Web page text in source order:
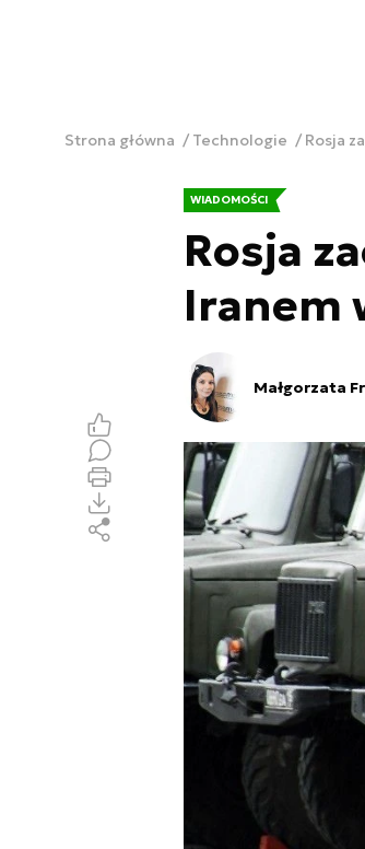
Strona główna Technologie Rosja
WIADOMOŚCI
Rosja
Iranem
Małgorzata